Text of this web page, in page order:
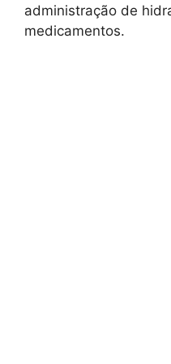
administração de
medicamentos.